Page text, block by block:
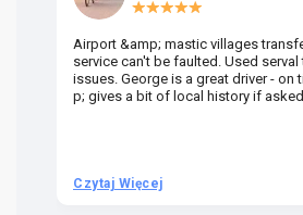
Airport &amp; mastic villages
service can't be faulted. Used serval
issues. George is a great driver - on
p; gives a bit of local history if asked.
Czytaj Więcej